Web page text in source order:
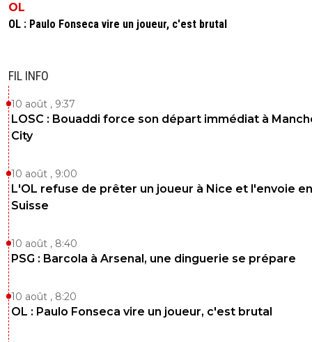
OL
OL : Paulo Fonseca vire un joueur, c'est brutal
FIL INFO
10 août , 9:37
LOSC : Bouaddi force son départ immédiat à
City
10 août , 9:00
L'OL refuse de prêter un joueur à Nice et l'envoie en
Suisse
10 août , 8:40
PSG : Barcola à Arsenal, une dinguerie se prépare
10 août , 8:20
OL : Paulo Fonseca vire un joueur, c'est brutal